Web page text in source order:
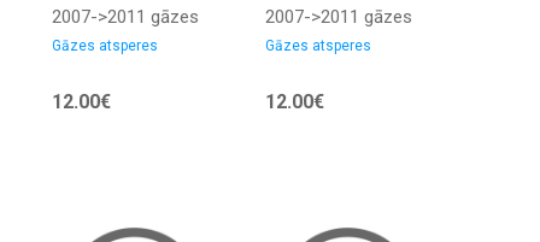
2007->2011 gāzes
atspere aizmugures
skalruniem MARELLI
Gāzes atsperes
12.00€
2007->2011 gāzes
atspere aizmugures
skalruniem POLCAR
Gāzes atsperes
12.00€